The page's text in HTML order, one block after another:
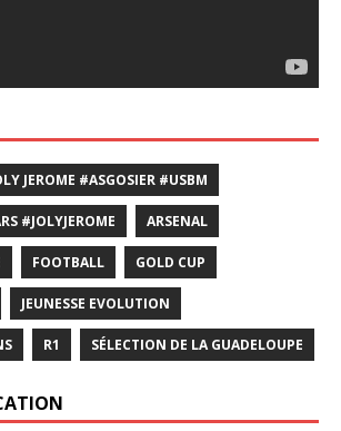
JEROME #ASGOSIER #USBM
#JOLYJEROME ARSENAL
FOOTBALL GOLD CUP
JEUNESSE EVOLUTION
R1 SÉLECTION DE LA GUADELOUPE